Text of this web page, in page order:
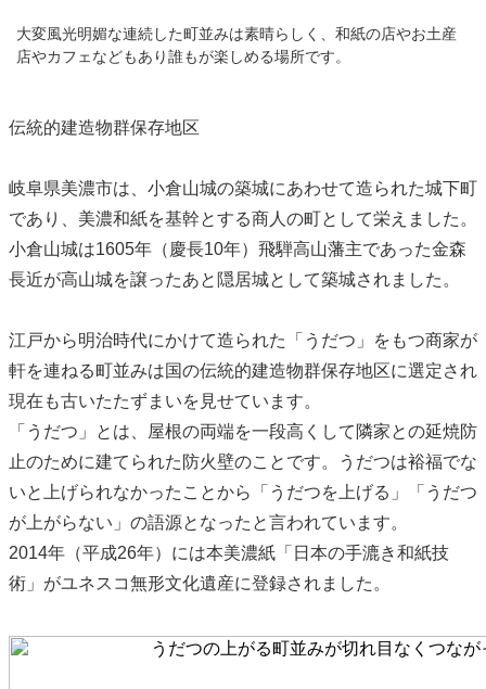
大変風光明媚な連続した町並みは素晴らしく、和紙の店やお土産
店やカフェなどもあり誰もが楽しめる場所です。
伝統的建造物群保存地区
岐阜県美濃市は、小倉山城の築城にあわせて造られた城下町
であり、美濃和紙を基幹とする商人の町として栄えました。
小倉山城は1605年（慶長10年）飛騨高山藩主であった金森
長近が高山城を譲ったあと隠居城として築城されました。
江戸から明治時代にかけて造られた「うだつ」をもつ商家が
軒を連ねる町並みは国の伝統的建造物群保存地区に選定され
現在も古いたたずまいを見せています。
「うだつ」とは、屋根の両端を一段高くして隣家との延焼防
止のために建てられた防火壁のことです。うだつは裕福でな
いと上げられなかったことから「うだつを上げる」「うだつ
が上がらない」の語源となったと言われています。
2014年（平成26年）には本美濃紙「日本の手漉き和紙技
術」がユネスコ無形文化遺産に登録されました。